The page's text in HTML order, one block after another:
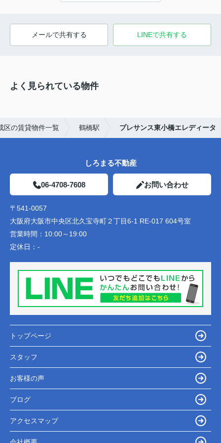
メールで共有する LINEで共有する
よく見られている物件
区の賃貸物件一覧 鶴橋駅 プレサンス東小橋エレディータ
しろまる不動産
06-4708-7608 お問い合わせ
〒541-0057
大阪府大阪市中央区北久宝寺町２丁目6-1 RE-017 604号室
営業時間： 10:00～19:00
定休日： -
トップページ
スタッフ
お客様の声
ブログ
アクセスマップ